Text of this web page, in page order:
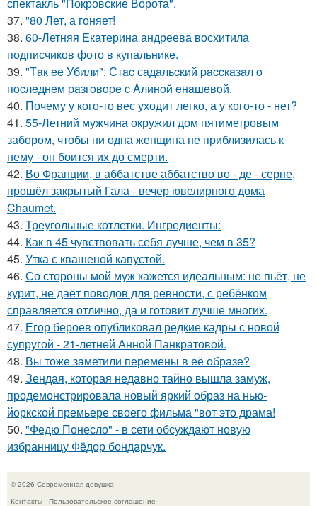
37. "80 Лет, а гоняет!
38. 60-Летняя Екатерина андреева восхитила
подписчиков фото в купальнике.
39. "Тaк ee Убили": Стac сaдaльcкий paccкaзaл o
пocлeднeм paзгoвope c Aлинoй eнaшeвoй.
40. Почему у кого-то вес уходит легко, а у кого-то - нет?
41. 55-Летний мужчина окружил дом пятиметровым
забором, чтобы ни одна женщина не приблизилась к
нему - он боится их до смерти.
42. Во Франции, в аббатстве аббатство во - де - серне,
прошёл закрытый Гала - вечер ювелирного дома
Chaumet.
43. Треугольные котлетки. Ингредиенты:
44. Как в 45 чувствовать себя лучше, чем в 35?
45. Утка с квашеной капустой.
46. Со стороны мой муж кажется идеальным: не пьёт, не
курит, не даёт поводов для ревности, с ребёнком
справляется отлично, да и готовит лучше многих.
47. Егор бероев опубликовал редкие кадры с новой
супругой - 21-летней Анной Панкратовой.
48. Вы тоже заметили перемены в её образе?
49. Зендая, которая недавно тайно вышла замуж,
продемонстрировала новый яркий образ на нью-
йоркской премьере своего фильма "вот это драма!
50. "Федю Понесло" - в сети обсуждают новую
избранницу Фёдор бондарчук.
© 2026 Современная девушка
Контакты
Пользовательское соглашение